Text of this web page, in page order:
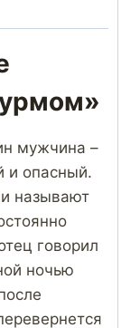
мужчина –
и опасный.
называют
говорил
ночью